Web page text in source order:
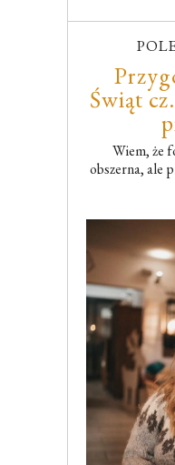
Świąt
Wiem, że
obszerna, ale